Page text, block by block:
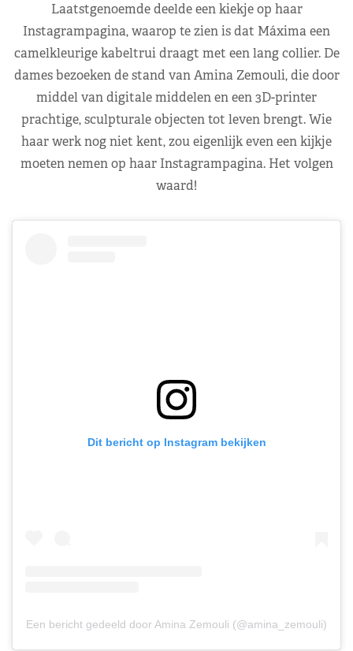
Laatstgenoemde deelde een kiekje op haar
Instagrampagina, waarop te zien is dat Máxima een
camelkleurige kabeltrui draagt met een lang collier. De
dames bezoeken de stand van Amina Zemouli, die door
middel van digitale middelen en een 3D-printer
prachtige, sculpturale objecten tot leven brengt. Wie
haar werk nog niet kent, zou eigenlijk even een kijkje
moeten nemen op haar Instagrampagina. Het volgen
waard!
Dit bericht op Instagram bekijken
Een bericht gedeeld door Amina Zemouli (@amina_zemouli)